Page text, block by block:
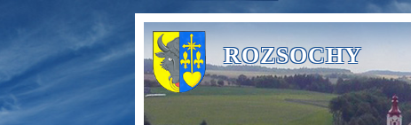
ROZSOCHY